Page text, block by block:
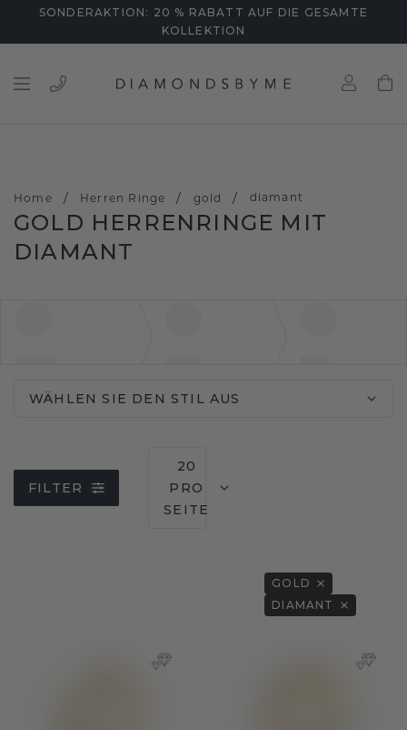
SONDERAKTION: 20 % RABATT AUF DIE GESAMTE
KOLLEKTION
Home / Herren Ringe / gold / diamant
GOLD HERRENRINGE MIT
DIAMANT
WÄHLEN SIE DEN STIL AUS
FILTER
20
PRO
SEITE
GOLD
DIAMANT